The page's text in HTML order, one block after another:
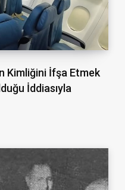
Kimliğini İfşa Etmek
İddiasıyla